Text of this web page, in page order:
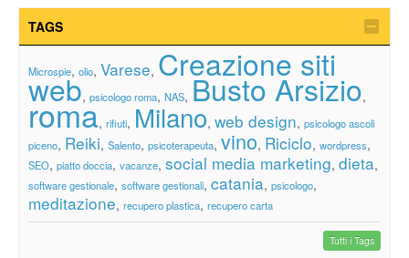
TAGS
Microspie, olio, Varese, Creazione siti
web, psicologo roma, NAS, Busto Arsizio,
roma, rifiuti, Milano, web design, psicologo ascoli
piceno, Reiki, Salento, psicoterapeuta, vino, Riciclo, wordpress,
SEO, piatto doccia, vacanze, social media marketing, dieta,
software gestionale, software gestionali, catania, psicologo,
meditazione, recupero plastica, recupero carta
Tutti i Tags